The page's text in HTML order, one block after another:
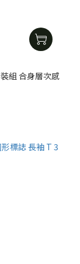
裝組 合身層次感